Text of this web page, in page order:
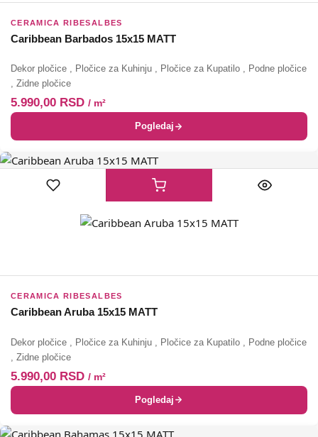
CERAMICA RIBESALBES
Caribbean Barbados 15x15 MATT
Dekor pločice , Pločice za Kuhinju , Pločice za Kupatilo , Podne pločice
, Zidne pločice
5.990,00 RSD / m²
Pogledaj
CERAMICA RIBESALBES
Caribbean Aruba 15x15 MATT
Dekor pločice Pločice za Kuhinju Pločice za Kupatilo
Podne pločice
Zidne pločice
5.990,00 RSD / m²
Pogledaj